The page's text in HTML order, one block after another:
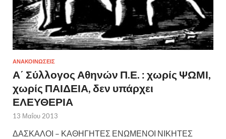
ΑΝΑΚΟΙΝΩΣΕΙΣ
Α΄ Σύλλογος Αθηνών Π.Ε. : χωρίς ΨΩΜΙ,
χωρίς ΠΑΙΔΕΙΑ, δεν υπάρχει
ΕΛΕΥΘΕΡΙΑ
13 Μαΐου 2013
ΔΑΣΚΑΛΟΙ – ΚΑΘΗΓΗΤΕΣ ΕΝΩΜΕΝΟΙ ΝΙΚΗΤΕΣ